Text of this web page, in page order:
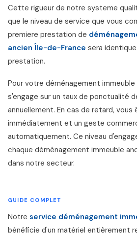
Cette rigueur de notre systeme
que le niveau de service que vous
premiere prestation de
ancien Île-de-France sera
prestation.
Pour votre déménagement
s'engage sur un taux de ponctualité
annuellement. En cas de retard, vous
immédiatement et un geste
automatiquement. Ce niveau
chaque déménagement immeuble
dans notre secteur.
GUIDE COMPLET
Notre service déménagement
bénéficie d'un matériel entièrement